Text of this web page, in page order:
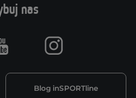
nas
Blog inSPORTline
Youtube Instagram